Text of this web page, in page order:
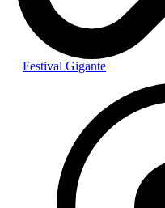
Festival Gigante